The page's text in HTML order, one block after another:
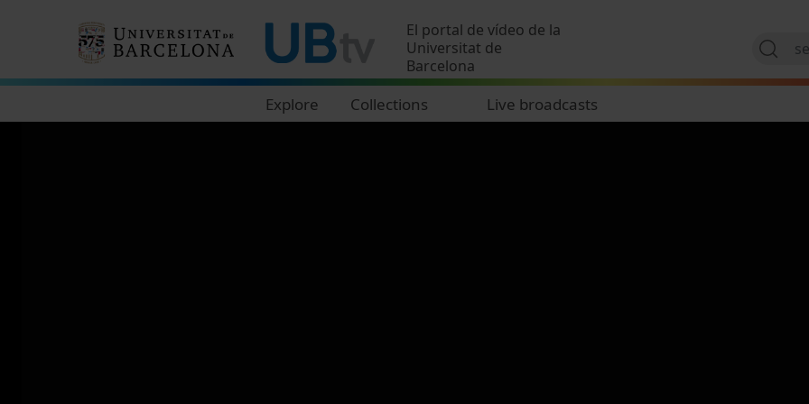
El portal de vídeo de la
Universitat de
Barcelona
Explore Collections Live broadcasts